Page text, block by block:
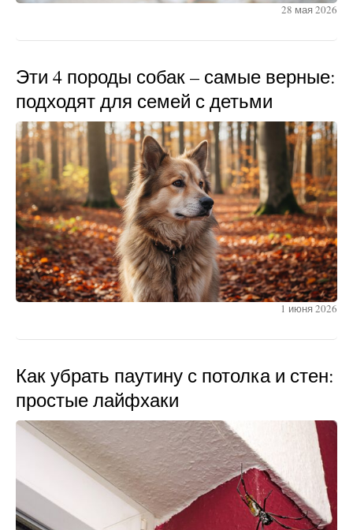
28 мая 2026
Эти 4 породы собак – самые верные:
подходят для семей с детьми
1 июня 2026
Как убрать паутину с потолка и стен:
простые лайфхаки